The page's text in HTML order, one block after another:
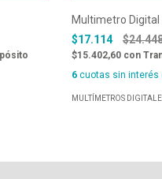
Multimetro Digital
$17.114
$15.402,60 con
6 cuotas sin interés
MULTÍMETROS